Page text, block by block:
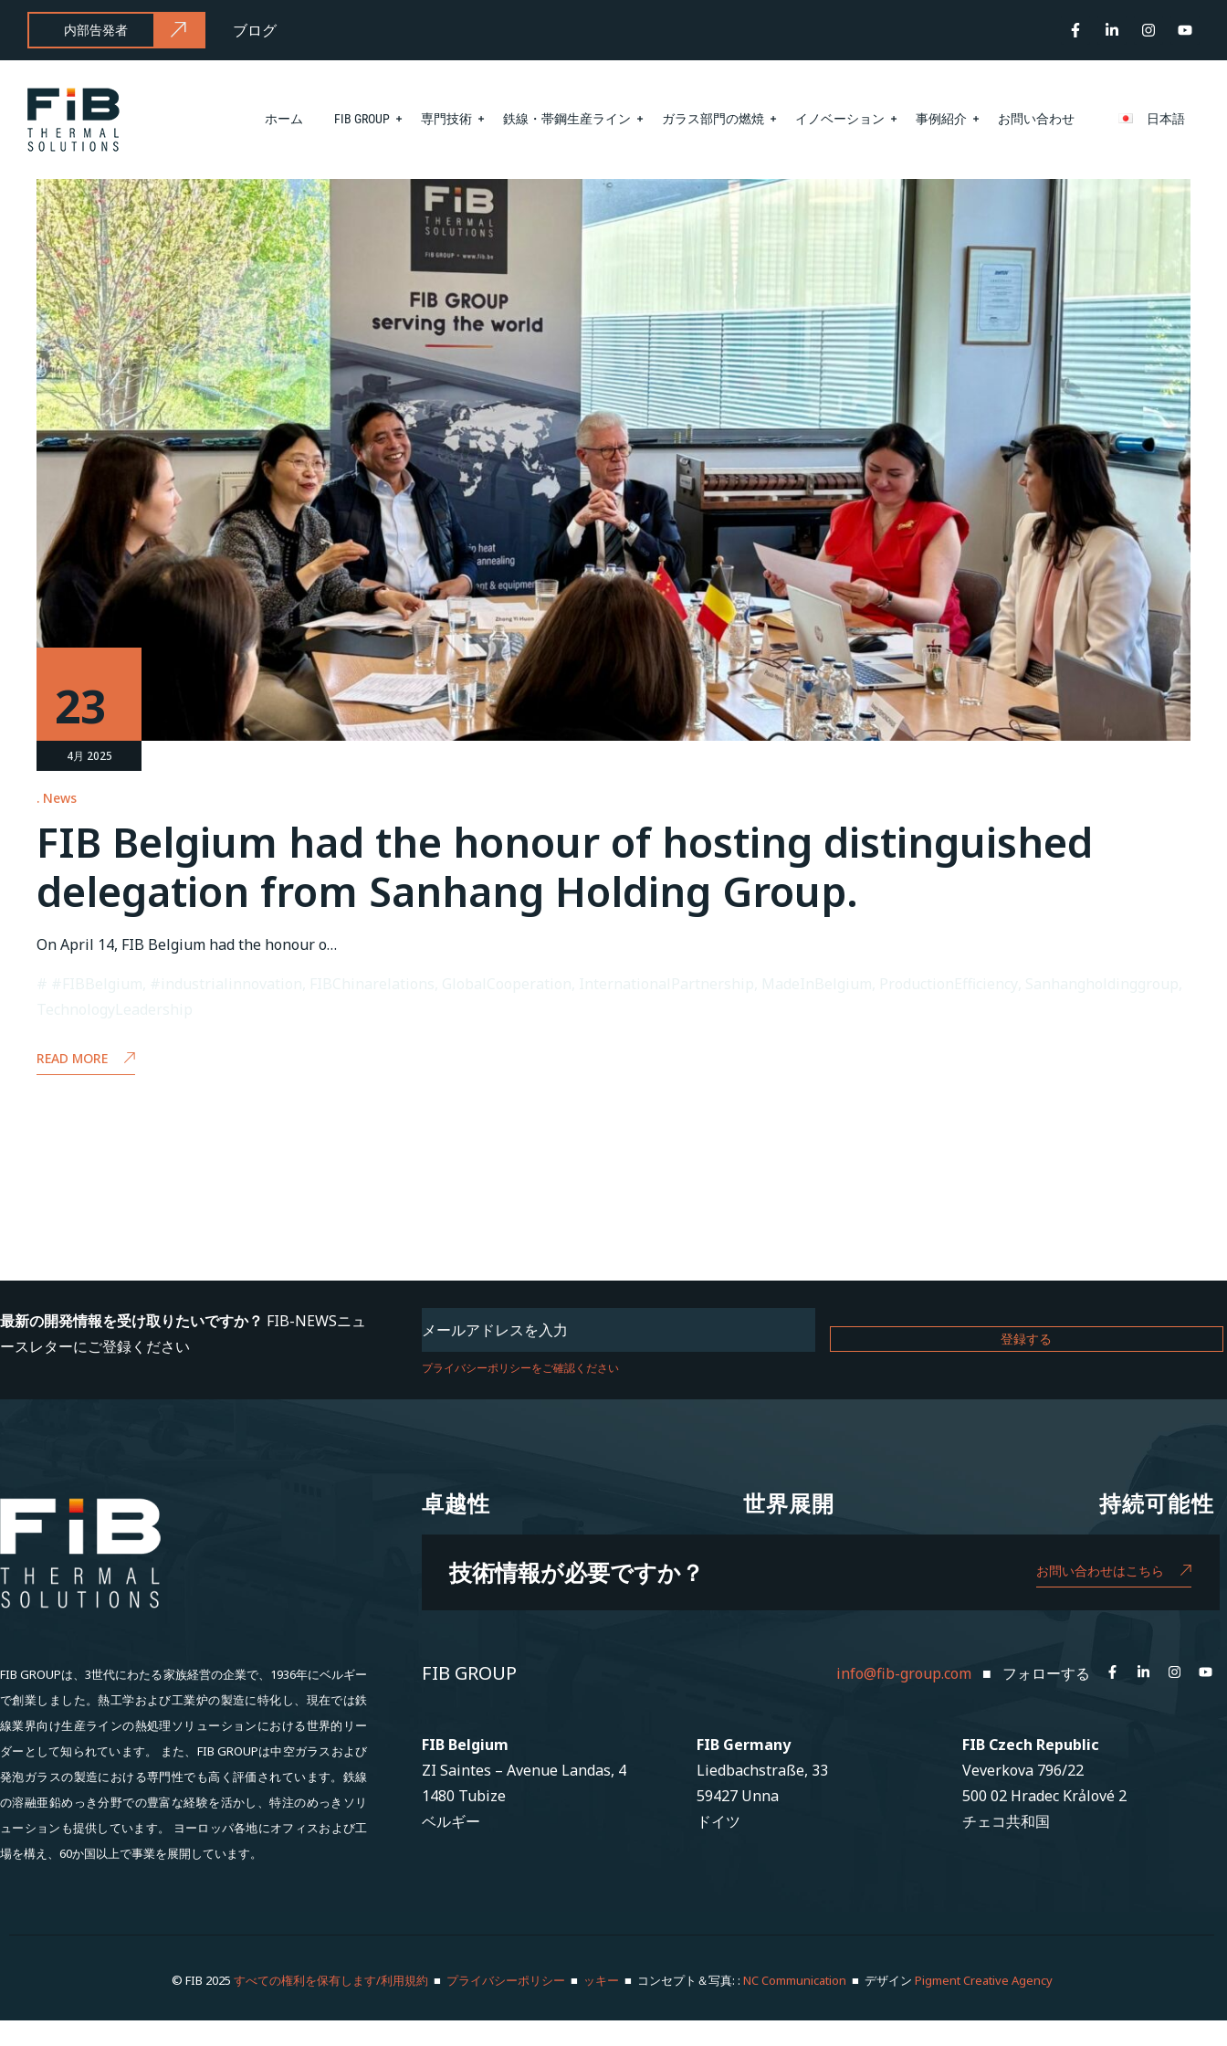
内部告発者 ブログ
ホーム FIB GROUP 専門技術 鉄線・帯鋼生産ライン ガラス部門の燃焼 イノベーション 事例紹介 お問い合わせ 日本語
23
4月 2025
News
FIB Belgium had the honour of hosting distinguished
delegation from Sanhang Holding Group.
On April 14, FIB Belgium had the honour o…
READ MORE
最新の開発情報を受け取りたいですか？ FIB-NEWSニュ
ースレターにご登録ください
プライバシーポリシーをご確認ください
FIB GROUPは、3世代にわたる家族経営の企業で、1936年にベルギー
で創業しました。熱工学および工業炉の製造に特化し、現在では鉄
線業界向け生産ラインの熱処理ソリューションにおける世界的リー
ダーとして知られています。 また、FIB GROUPは中空ガラスおよび
発泡ガラスの製造における専門性でも高く評価されています。鉄線
の溶融亜鉛めっき分野での豊富な経験を活かし、特注のめっきソリ
ューションも提供しています。 ヨーロッパ各地にオフィスおよび工
場を構え、60か国以上で事業を展開しています。
卓越性
卓越性 世界展開
世界展開 持続可能性
持続可能性
技術情報が必要ですか？ お問い合わせはこちら
FIB GROUP info@fib-group.com■ フォローする
FIB Belgium
ZI Saintes – Avenue Landas, 4
1480 Tubize
ベルギー
FIB Germany
Liedbachstraße, 33
59427 Unna
ドイツ
FIB Czech Republic
Veverkova 796/22
500 02 Hradec Krảlové 2
チェコ共和国
© FIB 2025 すべての権利を保有します/利用規約 ■ プライバシーポリシー ■ ッキー ■ コンセプト＆写真: : NC Communication ■ デザイン Pigment Creative Agency